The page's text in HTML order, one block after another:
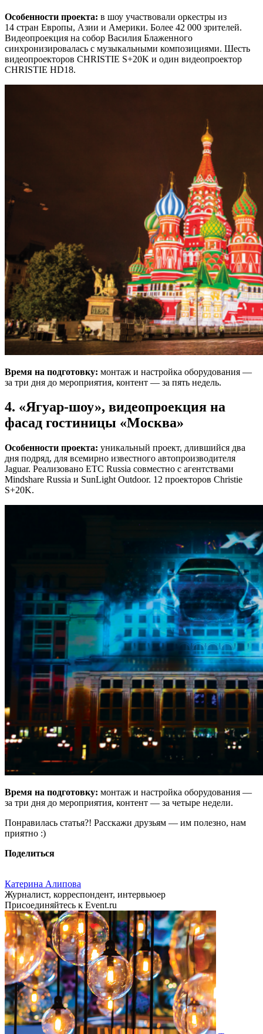
Особенности проекта: в шоу участвовали оркестры из
14 стран Европы, Азии и Америки. Более 42 000 зрителей.
Видеопроекция на собор Василия Блаженного
синхронизировалась с музыкальными композициями. Шесть
видеопроекторов CHRISTIE S+20K и один видеопроектор
CHRISTIE HD18.
Время на подготовку: монтаж и настройка оборудования —
за три дня до мероприятия, контент — за пять недель.
4. «Ягуар-шоу», видеопроекция на
фасад гостиницы «Москва»
Особенности проекта: уникальный проект, длившийся два
дня подряд, для всемирно известного автопроизводителя
Jaguar. Реализовано ETC Russia совместно с агентствами
Mindshare Russia и SunLight Outdoor. 12 проекторов Сhristie
S+20K.
Время на подготовку: монтаж и настройка оборудования —
за три дня до мероприятия, контент — за четыре недели.
Понравилась статья?! Расскажи друзьям — им полезно, нам
приятно :)
Поделиться
Катерина Алипова
Журналист, корреспондент, интервьюер
Присоединяйтесь к Event.ru